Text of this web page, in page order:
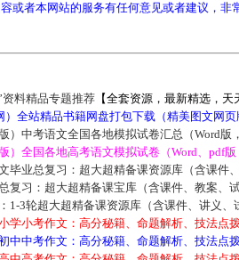
或者本网站的服务有任何意见或者建议，
料精品专题推荐【全套资源，最新精选，天
）全站精品书籍网盘打包下载（精美图文网页
）中考语文全国各地模拟试卷汇总（Word版
）全国各地高考语文模拟试卷（Word、pdf版
毕业总复习：超大超精备课资源库（含课件
复习：超大超精备课宝库（含课件、教案、试
1-3轮超大超精备课资源库（含课件、讲义、
学小考作文：高分秘籍、命题解析、技法点
中中考作文：高分秘籍、命题解析、技法点